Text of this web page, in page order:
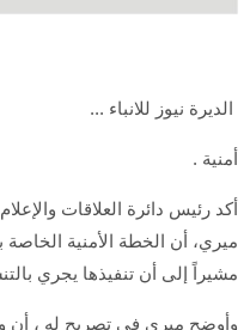
الديرة نيوز للانباء ...
أمنية .
أكد رئيس دائرة العلاقات
ميري، أن الخطة الأمنية الخاصة
مشيراً إلى أن تنفيذها يجري
وأوضح ميري في تصريح له ، أن